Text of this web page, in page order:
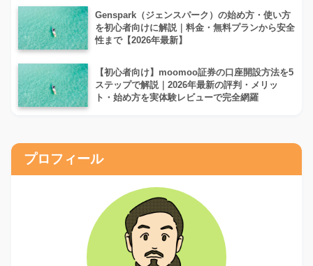
Genspark（ジェンスパーク）の始め方・使い方
を初心者向けに解説｜料金・無料プランから安全
性まで【2026年最新】
【初心者向け】moomoo証券の口座開設方法を5
ステップで解説｜2026年最新の評判・メリッ
ト・始め方を実体験レビューで完全網羅
プロフィール